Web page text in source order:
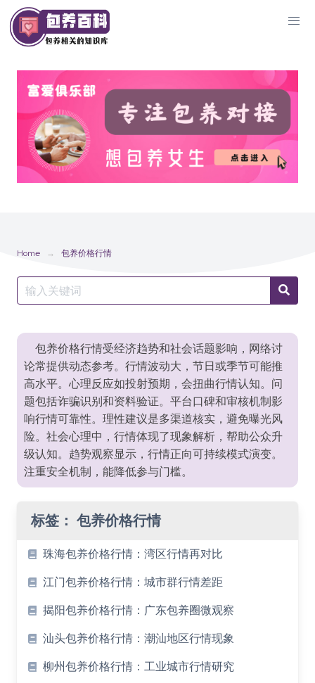
Skip
to
content
Home 包养价格行情
Search
for:
包养价格行情受经济趋势和社会话题影响，网络讨
论常提供动态参考。行情波动大，节日或季节可能推
高水平。心理反应如投射预期，会扭曲行情认知。问
题包括诈骗识别和资料验证。平台口碑和审核机制影
响行情可靠性。理性建议是多渠道核实，避免曝光风
险。社会心理中，行情体现了现象解析，帮助公众升
级认知。趋势观察显示，行情正向可持续模式演变。
注重安全机制，能降低参与门槛。
标签： 包养价格行情
珠海包养价格行情：湾区行情再对比
江门包养价格行情：城市群行情差距
揭阳包养价格行情：广东包养圈微观察
汕头包养价格行情：潮汕地区行情现象
柳州包养价格行情：工业城市行情研究